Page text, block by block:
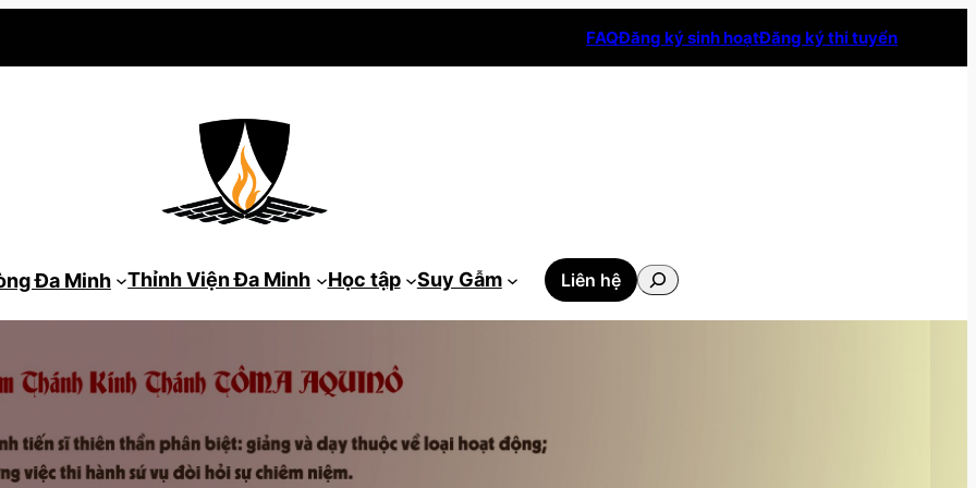
FAQĐăng ký sinh hoạtĐăng ký thi tuyển
Đa Minh Thỉnh Viện Đa Minh Học tập Suy Gẫm Liên hệ
Tìm
kiếm